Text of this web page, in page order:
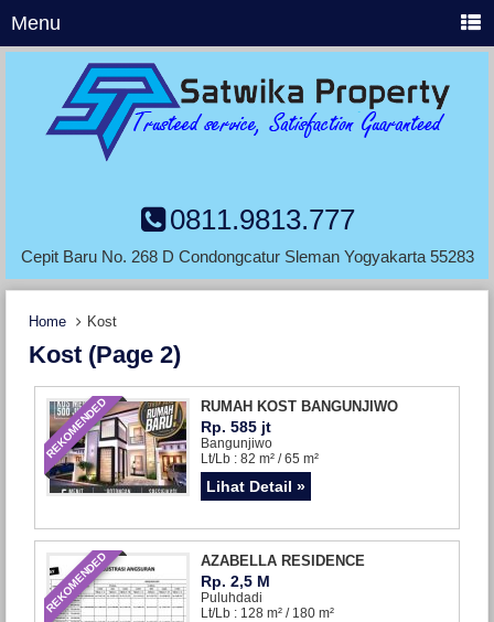
Menu
0811.9813.777
Cepit Baru No. 268 D Condongcatur Sleman Yogyakarta 55283
Home Kost
Kost (page 2)
REKOMENDED RUMAH KOST BANGUNJIWO
Rp. 585 jt
Bangunjiwo
Lt/Lb : 82 m² / 65 m²
Lihat Detail »
REKOMENDED AZABELLA RESIDENCE
Rp. 2,5 M
Puluhdadi
Lt/Lb : 128 m² / 180 m²